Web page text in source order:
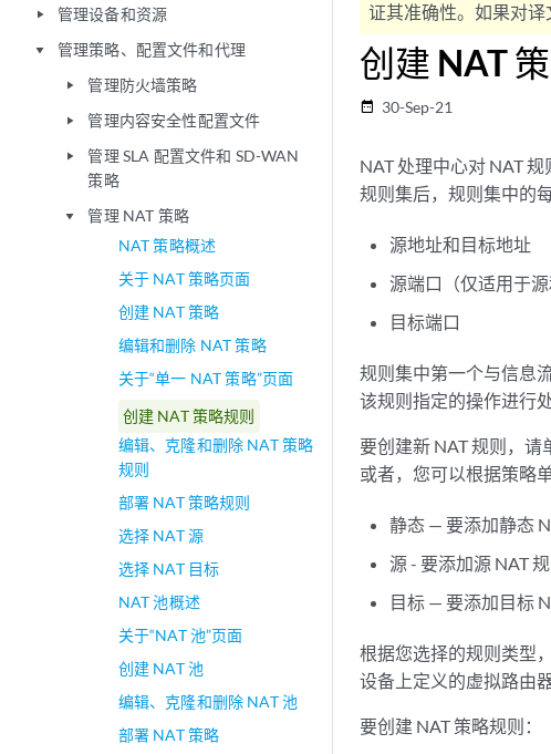
play_arrow 管理设备和资源
play_arrow 管理策略、配置文件和代理
play_arrow 管理防火墙策略
play_arrow 管理内容安全性配置文件
play_arrow
管理 SLA 配置文件和 SD-WAN
策略
play_arrow
管理 NAT 策略
NAT 策略概述
关于 NAT 策略页面
创建 NAT 策略
编辑和删除 NAT 策略
关于“单一 NAT 策略”页面
创建 NAT 策略规则
编辑、克隆和删除 NAT 策略
规则
部署 NAT 策略规则
选择 NAT 源
选择 NAT 目标
NAT 池概述
关于“NAT 池”页面
创建 NAT 池
编辑、克隆和删除 NAT 池
部署 NAT 策略
证其准确性。如果对译
创建 NAT
date_range 30-Sep-21
NAT 处理中心对 NAT
规则集后，规则集中的
源地址和目标地址
源端口（仅适用于源
目标端口
规则集中第一个与信息
该规则指定的操作进行处
要创建新 NAT 规则，请
或者，您可以根据策略
静态 — 要添加静态
源 - 要添加源 NAT
目标 — 要添加目标
根据您选择的规则类型
设备上定义的虚拟路由
要创建 NAT 策略规则：